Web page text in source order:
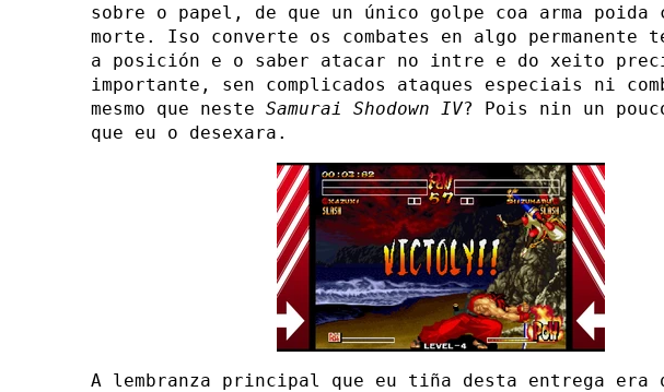
sobre o papel, de que un único golpe coa arma poida
morte. Iso converte os combates en algo permanente
a posición e o saber atacar no intre e do xeito
importante, sen complicados ataques especiais ni
mesmo que neste Samurai Shodown IV? Pois nin un
que eu o desexara.
A lembranza principal que eu tiña desta entrega era